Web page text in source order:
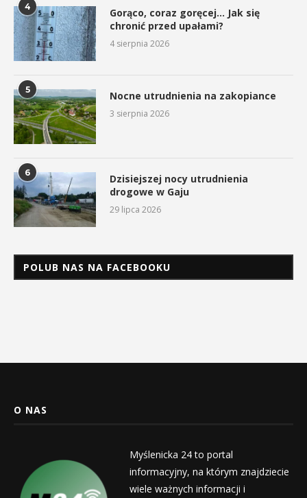
4
Gorąco, coraz goręcej… Jak się
chronić przed upałami?
4 sierpnia 2026
5 Nocne utrudnienia na zakopiance
3 sierpnia 2026
6
Dzisiejszej nocy utrudnienia
drogowe w Gaju
29 lipca 2026
POLUB NAS NA FACEBOOKU
O NAS
Myślenicka 24 to portal
informacyjny, na którym znajdziecie
wiele ważnych informacji i